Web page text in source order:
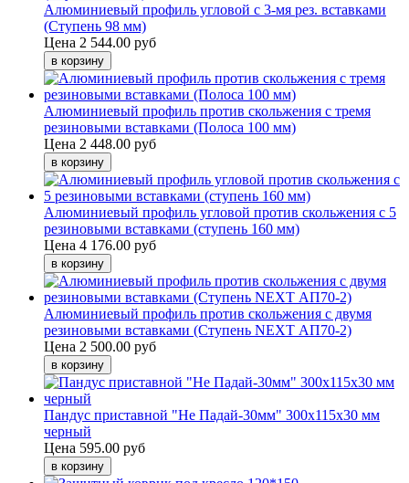
Алюминиевый профиль угловой с 3-мя рез. вставками
(Ступень 98 мм)
Цена 2 544.00 руб
Алюминиевый профиль против скольжения с тремя
резиновыми вставками (Полоса 100 мм)
Цена 2 448.00 руб
Алюминиевый профиль угловой против скольжения с 5
резиновыми вставками (ступень 160 мм)
Цена 4 176.00 руб
Алюминиевый профиль против скольжения с двумя
резиновыми вставками (Ступень NEXT АП70-2)
Цена 2 500.00 руб
Пандус приставной "Не Падай-30мм" 300х115х30 мм
черный
Цена 595.00 руб